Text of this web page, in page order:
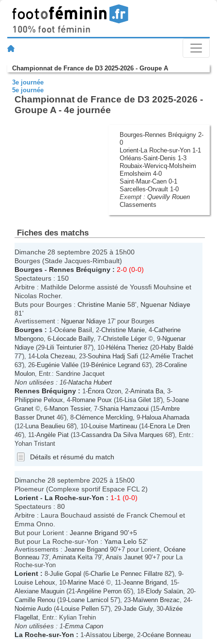
Championnat de France de D3 2025-2026 - Groupe A
3e journée
5e journée
Championnat de France de D3 2025-2026 -
Groupe A - 4e journée
Bourges-Rennes Bréquigny 2-
0
Lorient-La Roche-sur-Yon 1-1
Orléans-Saint-Denis 1-3
Roubaix-Wervicq-Molsheim
Ernolsheim 4-0
Saint-Maur-Caen 0-1
Sarcelles-Orvault 1-0
Exempt : Quevilly Rouen
Classements
Fiches des matchs
Dimanche 28 septembre 2025 à 15h00
Bourges (Stade Jacques-Rimbault)
Bourges - Rennes Bréquigny : 2-0 (0-0)
Spectateurs : 150
Arbitre : Mathilde Delorme assisté de Youssfi Mouhsine et
Nicolas Rocher.
Buts pour Bourges : Christine Manie 58', Nguenar Ndiaye
81'
Avertissement : Nguenar Ndiaye 17' pour Bourges
Bourges : 1-Océane Basil , 2-Christine Manie , 4-Catherine
Mbengono , 6- Léocade Bailly, 7-Christelle Léger ©, 9-Nguenar
Ndiaye (29- Lili Teinturier 87'), 10-Héléna Theriez (20-Haby Baldé
77'), 14- Lola Chezeau , 23-Souhina Hadj Safi (12-Amélie Trachet
63'), 26-Eugénie Vallée (19-Bérénice Legrand 63'), 28-Coraline
Moulon , Entr.: Sandrine Jacquet
Non utilisées : 16-Natacha Hubert
Rennes Bréquigny : 1-Énora Ozon , 2-Aminata Ba , 3-
Philippine Peloux , 4-Romane Poux (16- Lisa Gilet 18'), 5-Joane
Granet ©, 6-Manon Tessier, 7-Shania Hamzaoui (15-Ambre
Basser Drunet 46'), 8-Clémence Merckling , 9-Haloua Ahamada
(12- Luna Beaulieu 68'), 10- Louise Martineau (14-Enora Le Dren
46'), 11-Angèle Piat (13-Cassandra Da Silva Marques 68'), Entr.:
Yohan Tristant
Détails et résumé du match
Dimanche 28 septembre 2025 à 15h00
Ploemeur (Complexe sportif Espace FCL 2)
Lorient - La Roche-sur-Yon : 1-1 (0-0)
Spectateurs : 80
Arbitre : Laura Bouchaud assisté de Franck Chemoul et
Emma Onno.
But pour Lorient : Jeanne Brigand 90'+5
But pour La Roche-sur-Yon : Yama Lelo 52'
Avertissements : Jeanne Brigand 90'+7 pour Lorient, Océane
Bonneau 73', Aminata Keïta 79', Anaïs Jaunet 90'+7 pour La
Roche-sur-Yon
Lorient : 8-Julie Gopal (6-Charlie Le Pennec Fillatre 82'), 9-
Louise Lehoux , 10-Marine Macé ©, 11-Jeanne Brigand , 15-
Alexiane Mauguin (21-Angéline Perron 65'), 18-Elody Salaün , 20-
Camille Renou (19- Loane Larnicol 57'), 23-Maïwenn Brezac , 24-
Noémie Audo (4- Louise Pellen 57'), 29-Jade Giuly, 30-Alizée
Flagellat , Entr.: Kylian Trehin
Non utilisées : 1-Emma Capon
La Roche-sur-Yon : 1-Aïssatou Liberge , 2-Océane Bonneau